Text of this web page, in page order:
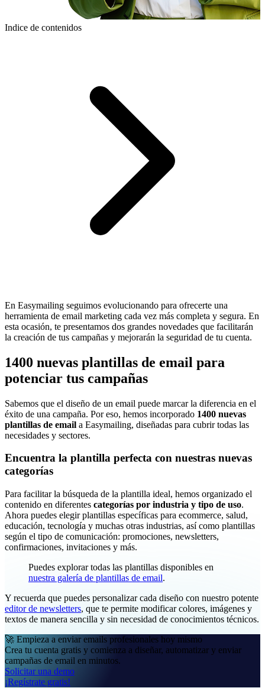
Indice de contenidos
En Easymailing seguimos evolucionando para ofrecerte una
herramienta de email marketing cada vez más completa y segura. En
esta ocasión, te presentamos dos grandes novedades que facilitarán
la creación de tus campañas y mejorarán la seguridad de tu cuenta.
1400 nuevas plantillas de email para
potenciar tus campañas
Sabemos que el diseño de un email puede marcar la diferencia en el
éxito de una campaña. Por eso, hemos incorporado 1400 nuevas
plantillas de email a Easymailing, diseñadas para cubrir todas las
necesidades y sectores.
Encuentra la plantilla perfecta con nuestras nuevas
categorías
Para facilitar la búsqueda de la plantilla ideal, hemos organizado el
contenido en diferentes categorías por industria y tipo de uso.
Ahora puedes elegir plantillas específicas para ecommerce, salud,
educación, tecnología y muchas otras industrias, así como plantillas
según el tipo de comunicación: promociones, newsletters,
confirmaciones, invitaciones y más.
Puedes explorar todas las plantillas disponibles en
nuestra galería de plantillas de email.
Y recuerda que puedes personalizar cada diseño con nuestro potente
editor de newsletters, que te permite modificar colores, imágenes y
textos de manera sencilla y sin necesidad de conocimientos técnicos.
🚀 Empieza a enviar emails profesionales hoy mismo
Crea tu cuenta gratis y comienza a diseñar, automatizar y enviar
campañas de email en minutos.
Solicitar una demo
¡Regístrate gratis!